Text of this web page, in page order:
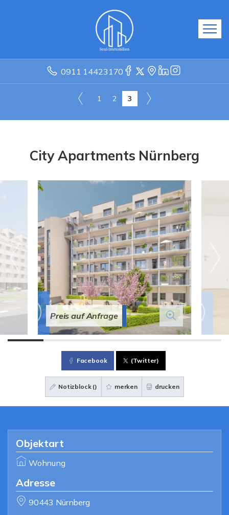
0911 14423170
1 2 3
City Apartments Nürnberg
Preis auf Anfrage
Facebook (Twitter)
Notizblock () merken drucken
Objektart
Wohnung
Adresse
90443 Nürnberg